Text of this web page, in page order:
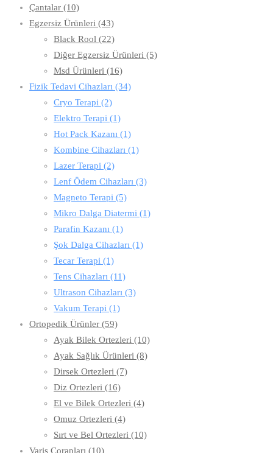
Çantalar (10)
Egzersiz Ürünleri (43)
Black Rool (22)
Diğer Egzersiz Ürünleri (5)
Msd Ürünleri (16)
Fizik Tedavi Cihazları (34)
Cryo Terapi (2)
Elektro Terapi (1)
Hot Pack Kazanı (1)
Kombine Cihazları (1)
Lazer Terapi (2)
Lenf Ödem Cihazları (3)
Magneto Terapi (5)
Mikro Dalga Diatermi (1)
Parafin Kazanı (1)
Şok Dalga Cihazları (1)
Tecar Terapi (1)
Tens Cihazları (11)
Ultrason Cihazları (3)
Vakum Terapi (1)
Ortopedik Ürünler (59)
Ayak Bilek Ortezleri (10)
Ayak Sağlık Ürünleri (8)
Dirsek Ortezleri (7)
Diz Ortezleri (16)
El ve Bilek Ortezleri (4)
Omuz Ortezleri (4)
Sırt ve Bel Ortezleri (10)
Varis Çorapları (10)